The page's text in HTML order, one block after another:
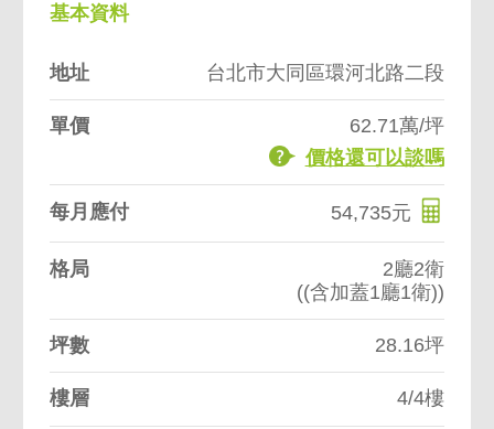
基本資料
地址 台北市大同區環河北路二段
單價
62.71萬/坪
價格還可以談嗎
每月應付 54,735元
格局
2廳2衛
((含加蓋1廳1衛))
坪數 28.16坪
樓層 4/4樓